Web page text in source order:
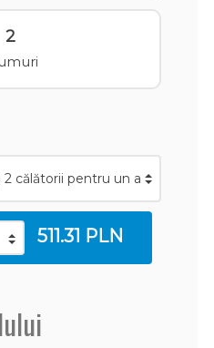
2
511.31 PLN